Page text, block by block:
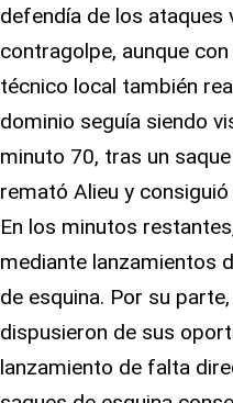
defendía de los ataques
contragolpe, aunque
técnico local también
dominio seguía siendo
minuto 70, tras un
remató Alieu y consiguió
En los minutos
mediante lanzamientos
de esquina. Por su
dispusieron de sus
lanzamiento de falta